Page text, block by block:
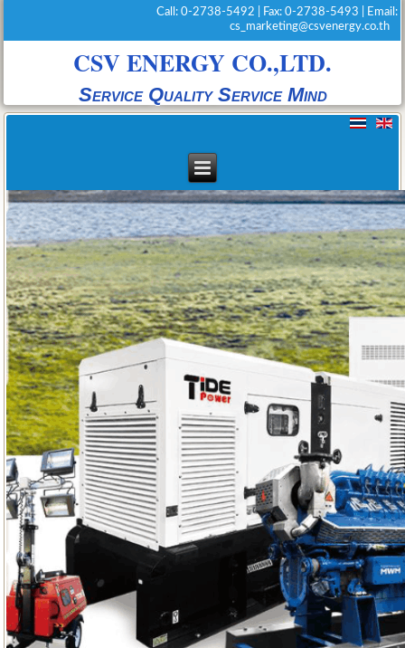
Call: 0-2738-5492 | Fax: 0-2738-5493 | Email:
cs_marketing@csvenergy.co.th
CSV ENERGY CO.,LTD.
Service Quality Service Mind